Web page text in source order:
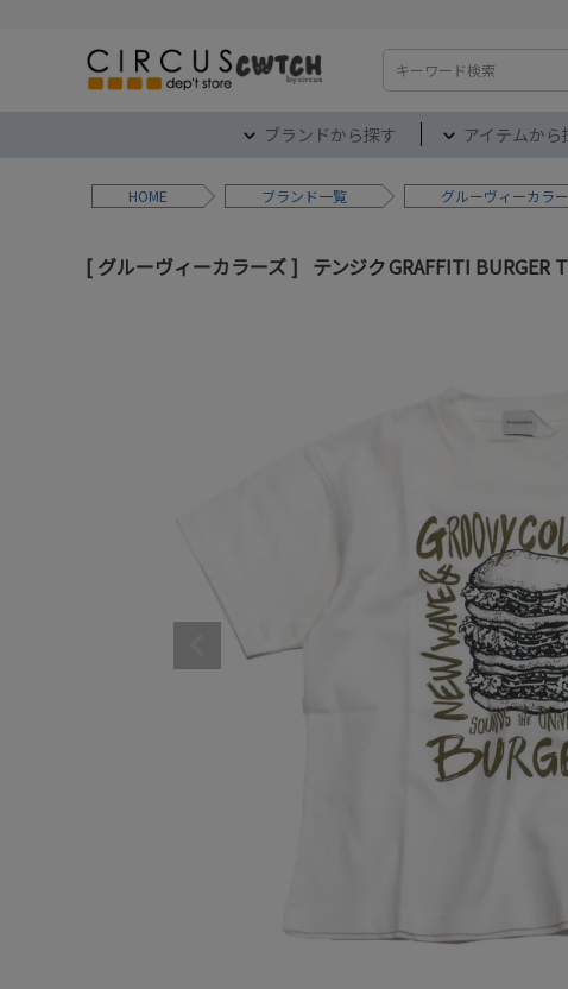
検索
ブランドから探す アイテムから
HOME ブランド グルーヴィーカラ
グルーヴィーカラーズ テンジク GRAFFITI BURGER